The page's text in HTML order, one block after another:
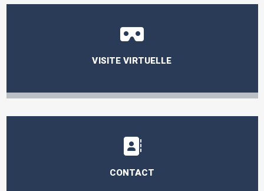
VISITE VIRTUELLE
CONTACT